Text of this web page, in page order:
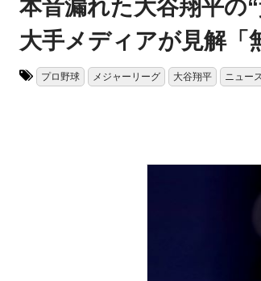
本音漏れた大谷翔平の
大手メディアが見解「
プロ野球 メジャーリーグ 大谷翔平 ニュー